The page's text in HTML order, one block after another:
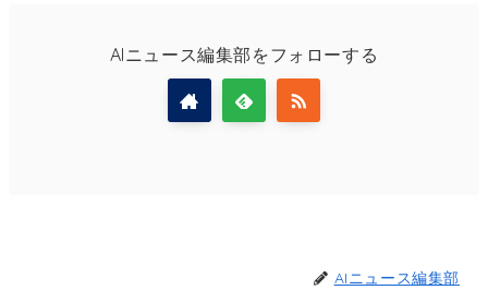
AIニュース編集部をフォローする
AIニュース編集部